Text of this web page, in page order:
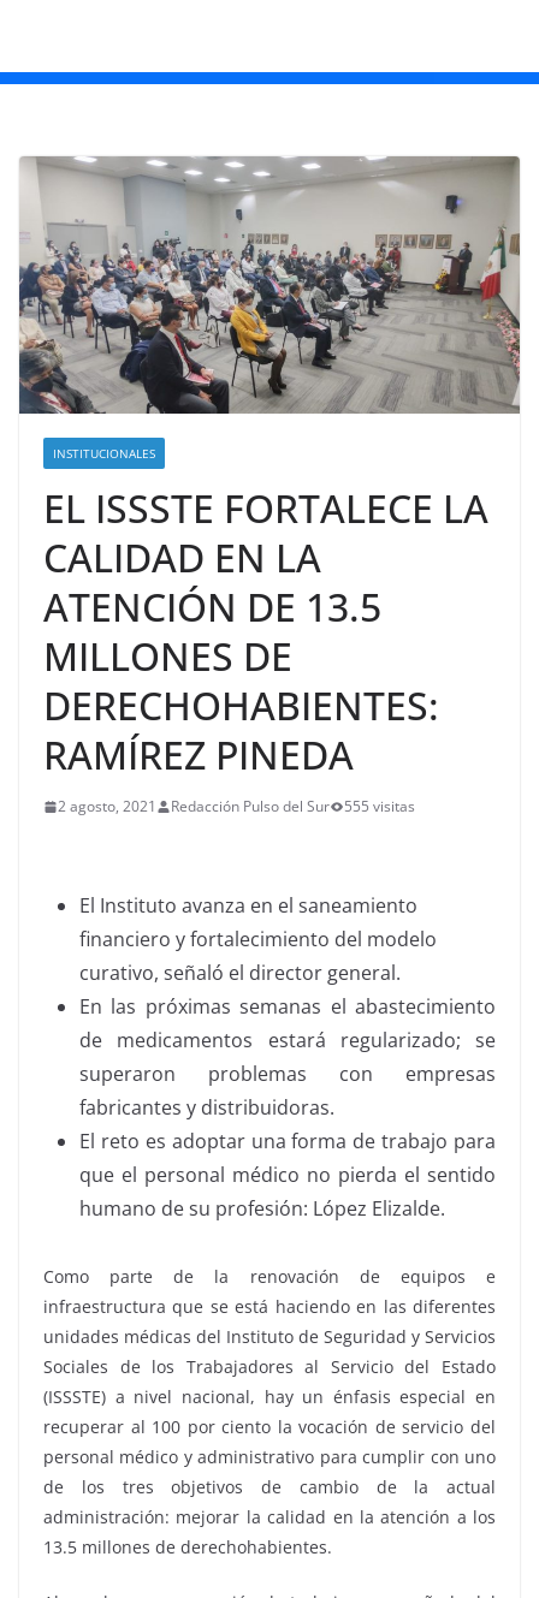
INSTITUCIONALES
EL ISSSTE FORTALECE LA
CALIDAD EN LA
ATENCIÓN DE 13.5
MILLONES DE
DERECHOHABIENTES:
RAMÍREZ PINEDA
2 agosto, 2021 Redacción Pulso del Sur 555 visitas
El Instituto avanza en el saneamiento
financiero y fortalecimiento del modelo
curativo, señaló el director general.
En las próximas semanas el abastecimiento
de medicamentos estará regularizado; se
superaron problemas con empresas
fabricantes y distribuidoras.
El reto es adoptar una forma de trabajo para
que el personal médico no pierda el sentido
humano de su profesión: López Elizalde.
Como parte de la renovación de equipos e
infraestructura que se está haciendo en las diferentes
unidades médicas del Instituto de Seguridad y Servicios
Sociales de los Trabajadores al Servicio del Estado
(ISSSTE) a nivel nacional, hay un énfasis especial en
recuperar al 100 por ciento la vocación de servicio del
personal médico y administrativo para cumplir con uno
de los tres objetivos de cambio de la actual
administración: mejorar la calidad en la atención a los
13.5 millones de derechohabientes.